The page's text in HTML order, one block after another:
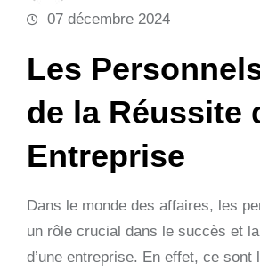
07 décembre 2024
Les
de la Réussite
Entreprise
Dans le monde des affaires, les
un rôle crucial dans le succès et
d’une entreprise. En effet, ce sont